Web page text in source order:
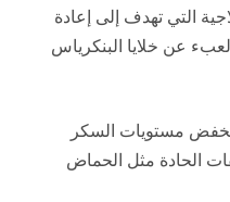
التي تهدف إلى إعادة
عن خلايا البنكرياس
مستويات السكر
الحادة مثل الحماض